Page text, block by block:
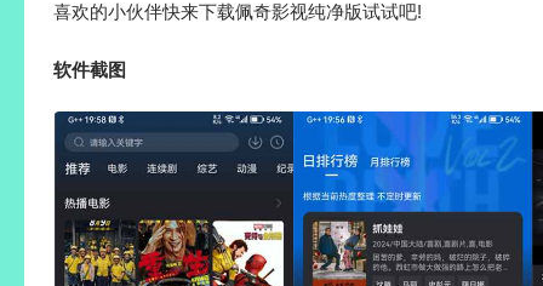
喜欢的小伙伴快来下载佩奇影视纯净版试试吧!
软件截图